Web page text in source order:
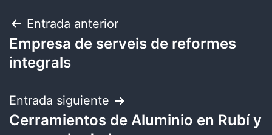
Navegación
de
entradas
Entrada anterior
Empresa de serveis de reformes
integrals
Entrada siguiente
Cerramientos de Aluminio en Rubí y